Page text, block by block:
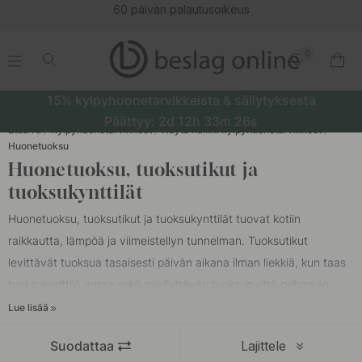
60 päivän palautusoikeus
.
0
.
15% kylpyhuonetarvikkeista & säilytyksestä
Päättyy: 2d 12h 33m 26s
Etusivu Kylpyhuonetarvikkeet
Näytä kaikki kylpyhuonetarvikkeet
Huonetuoksu
Huonetuoksu, tuoksutikut ja
tuoksukynttilät
Huonetuoksu, tuoksutikut ja tuoksukynttilät tuovat kotiin
raikkautta, lämpöä ja viimeistellyn tunnelman. Tuoksutikut
levittävät tuoksua tasaisesti päivän aikana ilman liekkiä, kun taas
valon. Valikoimastamme löydät huonetuoksuja kylpyhuoneeseen,
kukkaisista tuoksuista lämpimämpiin ja puumaisiin sävyihin.
Lue lisää
Lajittele
Suodattaa